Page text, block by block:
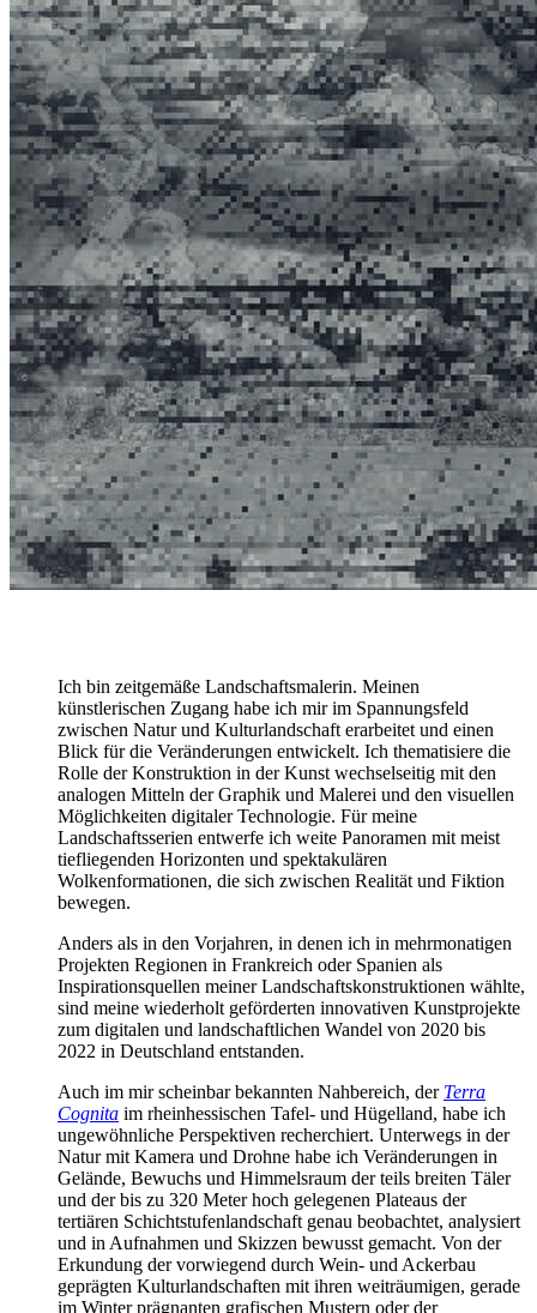
Ich bin zeitgemäße Landschaftsmalerin. Meinen
künstlerischen Zugang habe ich mir im Spannungsfeld
zwischen Natur und Kulturlandschaft erarbeitet und einen
Blick für die Veränderungen entwickelt. Ich thematisiere die
Rolle der Konstruktion in der Kunst wechselseitig mit den
analogen Mitteln der Graphik und Malerei und den visuellen
Möglichkeiten digitaler Technologie. Für meine
Landschaftsserien entwerfe ich weite Panoramen mit meist
tiefliegenden Horizonten und spektakulären
Wolkenformationen, die sich zwischen Realität und Fiktion
bewegen.
Anders als in den Vorjahren, in denen ich in mehrmonatigen
Projekten Regionen in Frankreich oder Spanien als
Inspirationsquellen meiner Landschaftskonstruktionen wählte,
sind meine wiederholt geförderten innovativen Kunstprojekte
zum digitalen und landschaftlichen Wandel von 2020 bis
2022 in Deutschland entstanden.
Auch im mir scheinbar bekannten Nahbereich, der Terra
Cognita im rheinhessischen Tafel- und Hügelland, habe ich
ungewöhnliche Perspektiven recherchiert. Unterwegs in der
Natur mit Kamera und Drohne habe ich Veränderungen in
Gelände, Bewuchs und Himmelsraum der teils breiten Täler
und der bis zu 320 Meter hoch gelegenen Plateaus der
tertiären Schichtstufenlandschaft genau beobachtet, analysiert
und in Aufnahmen und Skizzen bewusst gemacht. Von der
Erkundung der vorwiegend durch Wein- und Ackerbau
geprägten Kulturlandschaften mit ihren weiträumigen, gerade
im Winter prägnanten grafischen Mustern oder der